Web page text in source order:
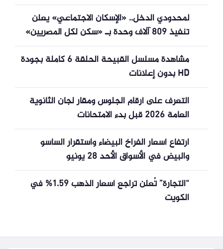
لمحدودي الدخل.. «الإسكان الاجتماعي» يعلن
تنفيذ 809 آلاف وحدة بـ «سكن لكل المصريين»
مشاهدة مسلسل القبيحة الحلقة 6 كاملة بجودة
HD بدون إعلانات
التعرف على أرقام الجلوس ومقار لجان الثانوية
العامة 2026 قبل بدء الامتحانات
ارتفاع أسعار الفراخ البيضاء واستقرار الساسو
والبيض في الأسواق الأحد 28 يونيو
“التجارة” تُعلن تراجع أسعار الذهب 1.59% في
الكويت